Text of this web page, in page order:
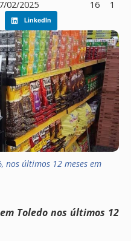
02/2025
16
1
LinkedIn
nos últimos 12 meses em
Toledo nos últimos 12